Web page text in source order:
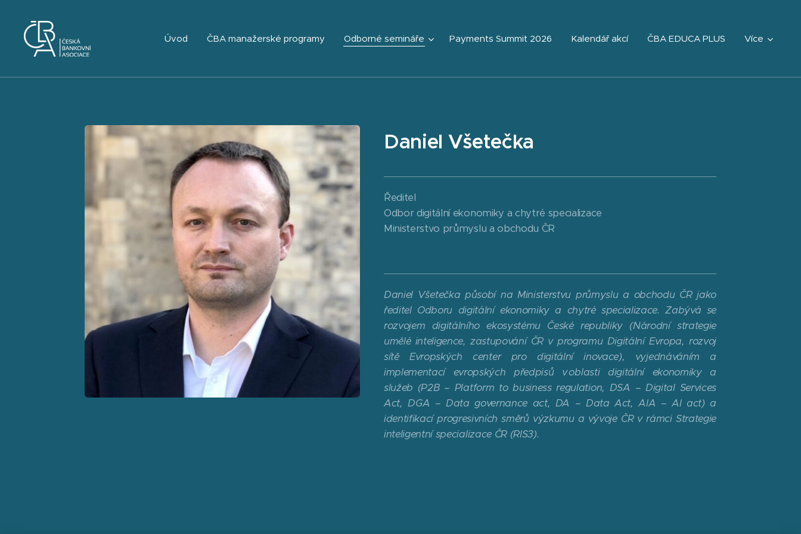
Úvod ČBA manažerské programy Odborné semináře Payments Summit 2026 Kalendář akcí ČBA EDUCA PLUS Více
Daniel Všetečka
Ředitel
Odbor digitální ekonomiky a chytré specializace
Ministerstvo průmyslu a obchodu ČR
Daniel Všetečka působí na Ministerstvu průmyslu a obchodu ČR jako
ředitel Odboru digitální ekonomiky a chytré specializace. Zabývá se
rozvojem digitálního ekosystému České republiky (Národní strategie
umělé inteligence, zastupování ČR v programu Digitální Evropa, rozvoj
sítě Evropských center pro digitální inovace), vyjednáváním a
implementací evropských předpisů v oblasti digitální ekonomiky a
služeb (P2B – Platform to business regulation, DSA – Digital Services
Act, DGA – Data governance act, DA – Data Act, AIA – AI act) a
identifikací progresivních směrů výzkumu a vývoje ČR v rámci Strategie
inteligentní specializace ČR (RIS3).